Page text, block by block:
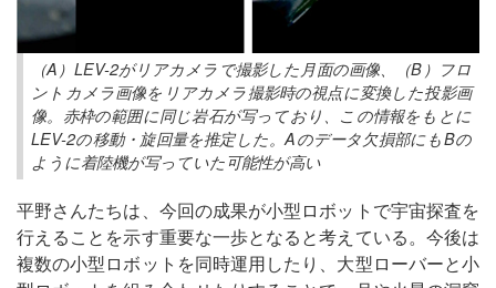
（A）LEV-2がリアカメラで撮影した月面の画像、（B）フロ
ントカメラ画像をリアカメラ撮影時の視点に変換した投影画
像。赤枠の範囲に同じ岩石が写っており、この情報をもとに
LEV-2の移動・旋回量を推定した。Aのデータ欠損部にもBの
ように着陸機が写っていた可能性が高い
平野さんたちは、今回の成果が小型ロボットで宇宙探査を
行えることを示す重要な一歩となると考えている。今後は
複数の小型ロボットを同時運用したり、大型ローバーと小